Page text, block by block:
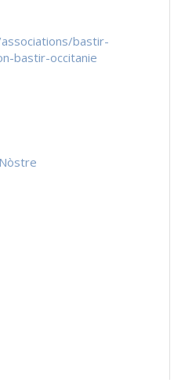
bastir-
bastir-occitanie